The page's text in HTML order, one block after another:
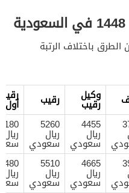
الطرق باختلاف الرتبة
وكيل
رقيب رقيب رقيب
أول
4455
ريال
سعودي
5260
ريال
سعودي
6180
ريال
4665
ريال
سعودي
5510
ريال
سعودي
6480
ريال